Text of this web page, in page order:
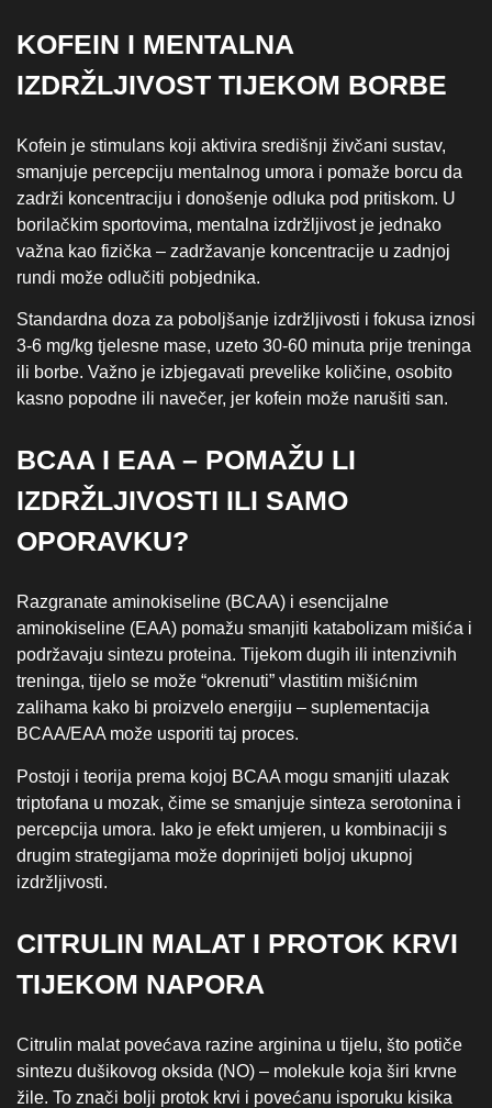
KOFEIN I MENTALNA
IZDRŽLJIVOST TIJEKOM BORBE
Kofein je stimulans koji aktivira središnji živčani sustav,
smanjuje percepciju mentalnog umora i pomaže borcu da
zadrži koncentraciju i donošenje odluka pod pritiskom. U
borilačkim sportovima, mentalna izdržljivost je jednako
važna kao fizička – zadržavanje koncentracije u zadnjoj
rundi može odlučiti pobjednika.
Standardna doza za poboljšanje izdržljivosti i fokusa iznosi
3-6 mg/kg tjelesne mase, uzeto 30-60 minuta prije treninga
ili borbe. Važno je izbjegavati prevelike količine, osobito
kasno popodne ili navečer, jer kofein može narušiti san.
BCAA I EAA – POMAŽU LI
IZDRŽLJIVOSTI ILI SAMO
OPORAVKU?
Razgranate aminokiseline (BCAA) i esencijalne
aminokiseline (EAA) pomažu smanjiti katabolizam mišića i
podržavaju sintezu proteina. Tijekom dugih ili intenzivnih
treninga, tijelo se može “okrenuti” vlastitim mišićnim
zalihama kako bi proizvelo energiju – suplementacija
BCAA/EAA može usporiti taj proces.
Postoji i teorija prema kojoj BCAA mogu smanjiti ulazak
triptofana u mozak, čime se smanjuje sinteza serotonina i
percepcija umora. Iako je efekt umjeren, u kombinaciji s
drugim strategijama može doprinijeti boljoj ukupnoj
izdržljivosti.
CITRULIN MALAT I PROTOK KRVI
TIJEKOM NAPORA
Citrulin malat povećava razine arginina u tijelu, što potiče
sintezu dušikovog oksida (NO) – molekule koja širi krvne
žile. To znači bolji protok krvi i povećanu isporuku kisika